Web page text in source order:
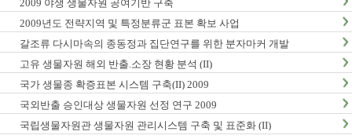
2009 야생 생물자원 공여기반 구축
2009년도 전략지역 및 특정분류군 표본 확보 사업
갈조류 다시마속의 종동정과 집단연구를 위한 분자마커 개발
고유 생물자원 해외 반출.소장 현황 분석 (II)
국가 생물종 확증표본 시스템 구축(II) 2009
국외반출 승인대상 생물자원 선정 연구 2009
국립생물자원관 생물자원 관리시스템 구축 및 표준화 (II)